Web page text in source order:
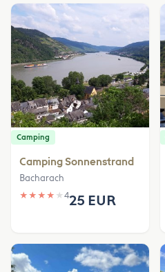
Camping
Camping Sonnenstrand
Bacharach
★ ★ ★ ★ ★ 425 EUR